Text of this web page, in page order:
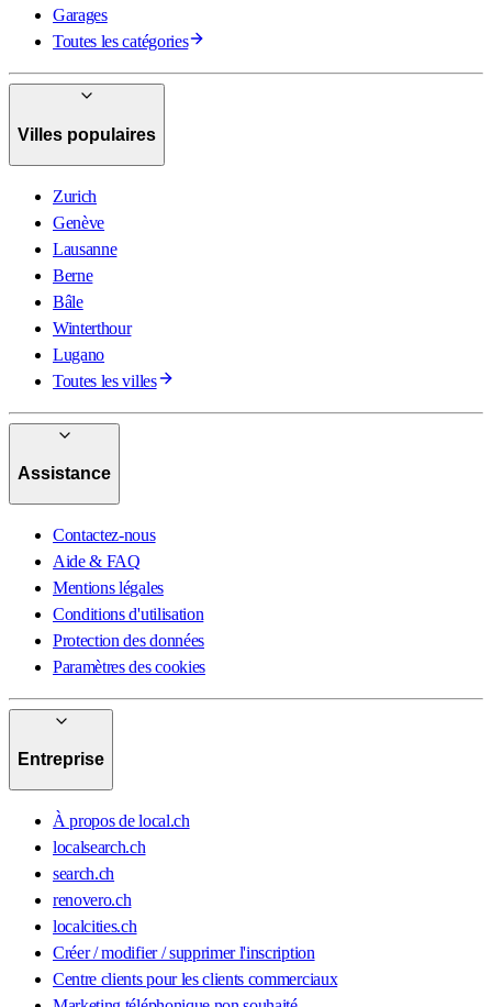
Garages
Toutes les catégories
Villes populaires
Zurich
Genève
Lausanne
Berne
Bâle
Winterthour
Lugano
Toutes les villes
Assistance
Contactez-nous
Aide & FAQ
Mentions légales
Conditions d'utilisation
Protection des données
Paramètres des cookies
Entreprise
À propos de local.ch
localsearch.ch
search.ch
renovero.ch
localcities.ch
Créer / modifier / supprimer l'inscription
Centre clients pour les clients commerciaux